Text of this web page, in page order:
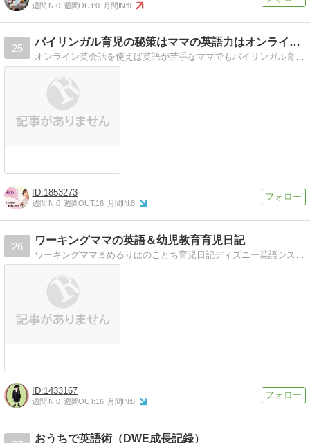
週間IN:0 週間OUT:0 月間IN:9
25
バイリンガル育児の秘策はママの英語力はオンライン英会話でＵＰ
オンライン英会話を使えば英語が苦手なママでもバイリンガル育児はできる！子育てお役立ち英語フレーズもご紹介！子供をバイリンガルにする為オーストラリアに移住しました
1853273
週間IN:0 週間OUT:16 月間IN:8
26
ワーキングママの英語＆幼児教育育児日記
1433167
週間IN:0 週間OUT:16 月間IN:8
おうちで英語術（DWE成長記録）